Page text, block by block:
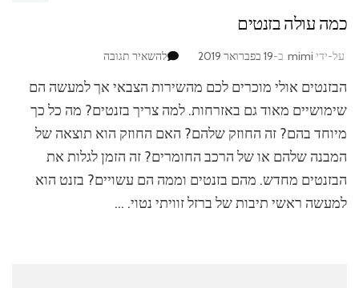
כמה עולה בזנטים
על-ידי mimi ב-19 בפברואר 2019 להשאיר תגובהבנושא
עולה
בזנטים
הבזנטים אולי מוכרים לכם מהשירות הצבאי אך למעשה הם
שימושיים מאוד גם באזרחות. למה צריך בזנטים? מה כל כך
מיוחד בהם? זה החוזק שלהם? האם החוזק הוא תוצאה של
המבנה שלהם או של הרכב החומרים? זה הזמן לגלות את
הבזנטים מחדש. מהם בזנטים וממה הם עשויים? בזנט הוא
למעשה ראשי תיבות של ברזל זוויתי נטוי. …